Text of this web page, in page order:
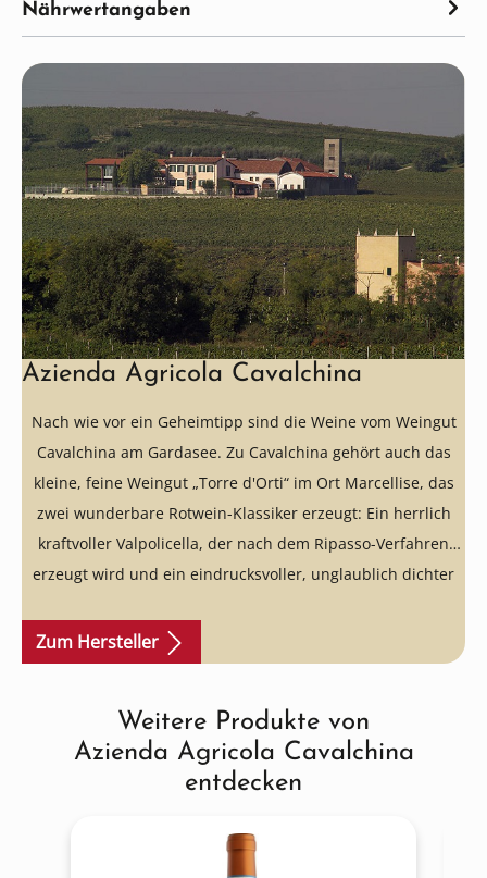
Nährwertangaben
Azienda Agricola Cavalchina
Nach wie vor ein Geheimtipp sind die Weine vom Weingut
Cavalchina am Gardasee. Zu Cavalchina gehört auch das
kleine, feine Weingut „Torre d'Orti“ im Ort Marcellise, das
zwei wunderbare Rotwein-Klassiker erzeugt: Ein herrlich
kraftvoller Valpolicella, der nach dem Ripasso-Verfahren
erzeugt wird und ein eindrucksvoller, unglaublich dichter
Weinbaugebiet Venetien, die wir Ihnen unbedingt
empfehlen möchten.
Zum Hersteller
Produktgalerie überspringen
Weitere Produkte von
Azienda Agricola Cavalchina
entdecken